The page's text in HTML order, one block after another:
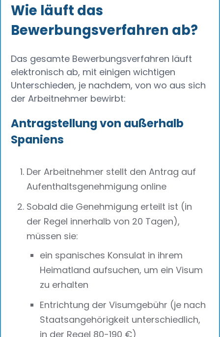
Wie läuft das
Bewerbungsverfahren ab?
Das gesamte Bewerbungsverfahren läuft
elektronisch ab, mit einigen wichtigen
Unterschieden, je nachdem, von wo aus sich
der Arbeitnehmer bewirbt:
Antragstellung von außerhalb
Spaniens
Der Arbeitnehmer stellt den Antrag auf
Aufenthaltsgenehmigung online
Sobald die Genehmigung erteilt ist (in
der Regel innerhalb von 20 Tagen),
müssen sie:
ein spanisches Konsulat in ihrem
Heimatland aufsuchen, um ein Visum
zu erhalten
Entrichtung der Visumgebühr (je nach
Staatsangehörigkeit unterschiedlich,
in der Regel 80-190 €)